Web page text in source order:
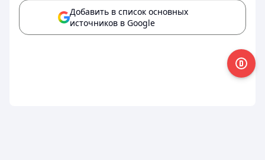
Добавить в список основных
источников в Google